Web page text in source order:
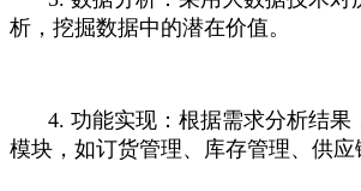
析，挖掘数据中的潜在价值。
4. 功能实现：根据需求分析结果
模块，如订货管理、库存管理、供应